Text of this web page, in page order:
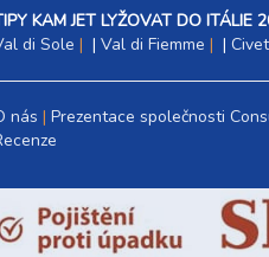
KAM JET LYŽOVAT DO ITÁLIE
di Sole
| Val di Fiemme |
nás Prezentace společnosti